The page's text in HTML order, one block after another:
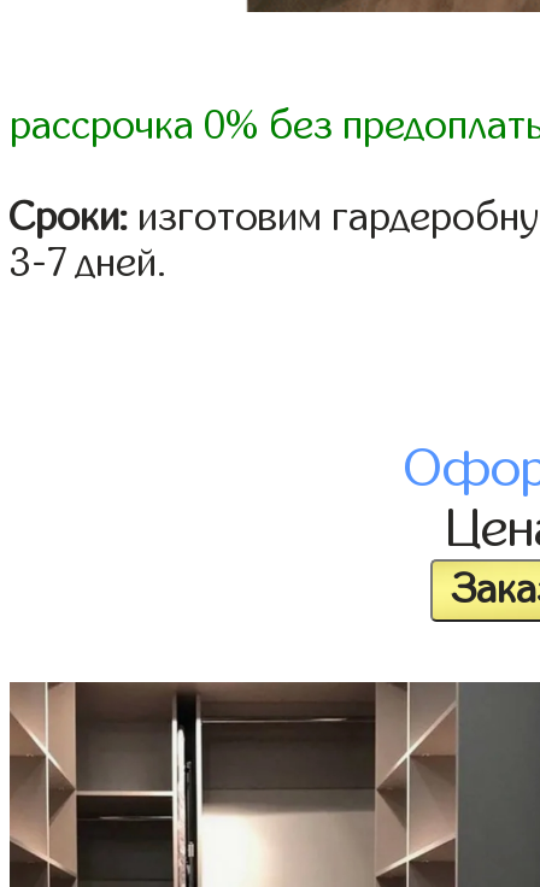
рассрочка 0% без
Сроки: изготовим
3-7 дней.